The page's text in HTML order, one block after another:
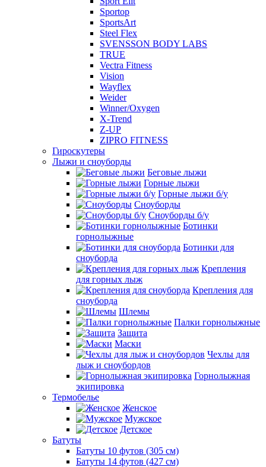
Sportop
SportsArt
Steel Flex
SVENSSON BODY LABS
TRUE
Vectra Fitness
Vision
Wayflex
Weider
Winner/Oxygen
X-Trend
Z-UP
ZIPRO FITNESS
Гироскутеры
Лыжи и сноуборды
Беговые лыжи
Горные лыжи
Горные лыжи б/у
Сноуборды
Сноуборды б/у
Ботинки
горнолыжные
Ботинки для
сноуборда
Крепления
для горных лыж
Крепления для
сноуборда
Шлемы
Палки горнолыжные
Защита
Маски
Чехлы для
лыж и сноубордов
Горнолыжная
экипировка
Термобелье
Женское
Мужское
Детское
Батуты
Батуты 10 футов (305 см)
Батуты 14 футов (427 см)